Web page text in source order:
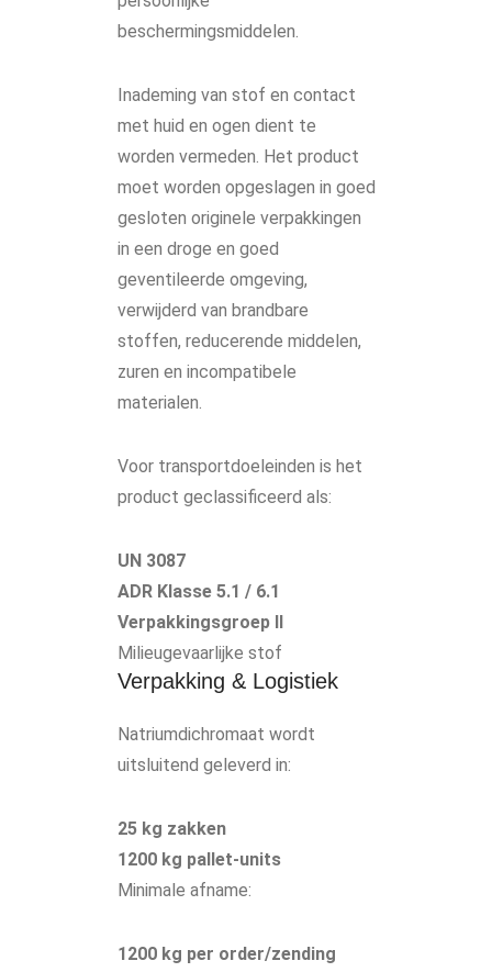
beschermingsmiddelen.
Inademing van stof en contact
met huid en ogen dient te
worden vermeden. Het product
moet worden opgeslagen in goed
gesloten originele verpakkingen
in een droge en goed
geventileerde omgeving,
verwijderd van brandbare
stoffen, reducerende middelen,
zuren en incompatibele
materialen.
Voor transportdoeleinden is het
product geclassificeerd als:
UN 3087
ADR Klasse 5.1 / 6.1
Verpakkingsgroep II
Milieugevaarlijke stof
Verpakking & Logistiek
Natriumdichromaat wordt
uitsluitend geleverd in:
25 kg zakken
1200 kg pallet-units
Minimale afname:
1200 kg per order/zending